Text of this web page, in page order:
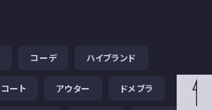
コーデ ハイブランド
コート アウター ドメブラ